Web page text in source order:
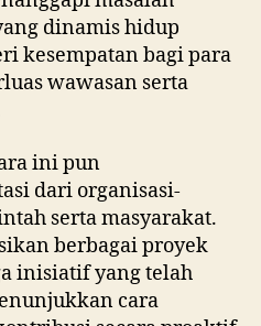
dinamis hidup
kesempatan bagi para
wawasan serta
ini pun
dari organisasi-
serta masyarakat.
berbagai proyek
inisiatif yang telah
cara